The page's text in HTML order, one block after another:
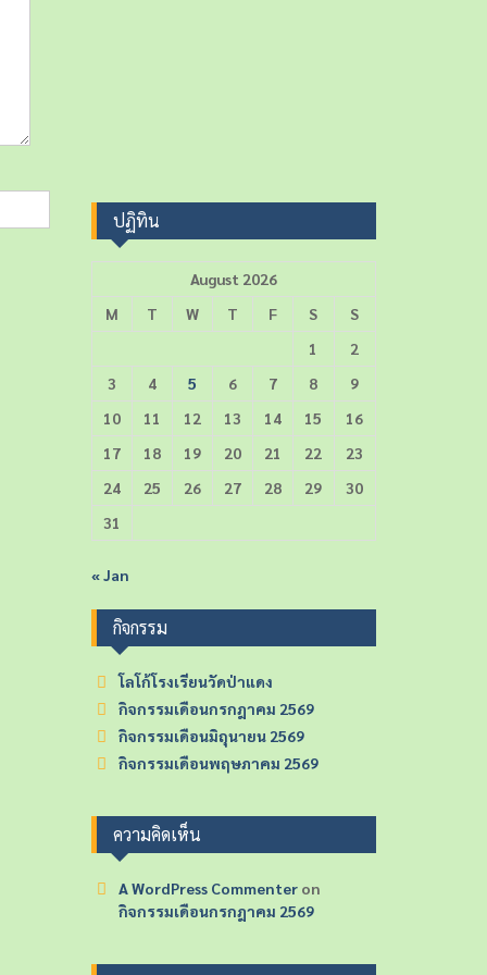
ปฏิทิน
August 2026
M
T W T F S
S
1
2
3
4 5 6 7 8
9
10
11 12 13 14 15
16
17
18 19 20 21 22
23
24
25 26 27 28 29
30
31
« Jan
กิจกรรม
โลโก้โรงเรียนวัดป่าแดง
กิจกรรมเดือนกรกฎาคม 2569
กิจกรรมเดือนมิถุนายน 2569
กิจกรรมเดือนพฤษภาคม 2569
ความคิดเห็น
A WordPress Commenteron
กิจกรรมเดือนกรกฎาคม 2569